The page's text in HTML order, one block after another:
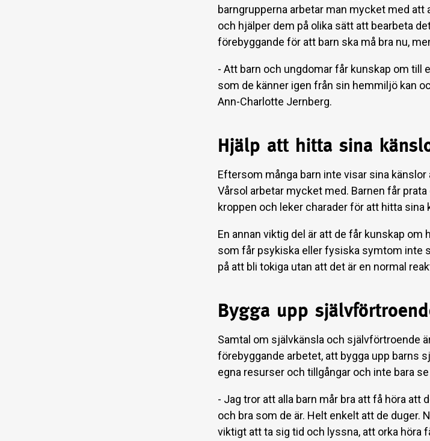
barngrupperna arbetar man mycket med att
och hjälper dem på olika sätt att bearbeta
förebyggande för att barn ska må bra nu,
- Att barn och ungdomar får kunskap om till
som de känner igen från sin hemmiljö kan
Ann-Charlotte Jernberg.
Hjälp att hitta sina
Eftersom många barn inte visar sina
Vårsol arbetar mycket med. Barnen får
kroppen och leker charader för att hitta sina
En annan viktig del är att de får kunskap om
som får psykiska eller fysiska symtom inte
på att bli tokiga utan att det är en normal
Bygga upp
Samtal om självkänsla och självförtroende
förebyggande arbetet, att bygga upp barns
egna resurser och tillgångar och inte bara se
- Jag tror att alla barn mår bra att få höra att
och bra som de är. Helt enkelt att de duger.
viktigt att ta sig tid och lyssna, att orka höra